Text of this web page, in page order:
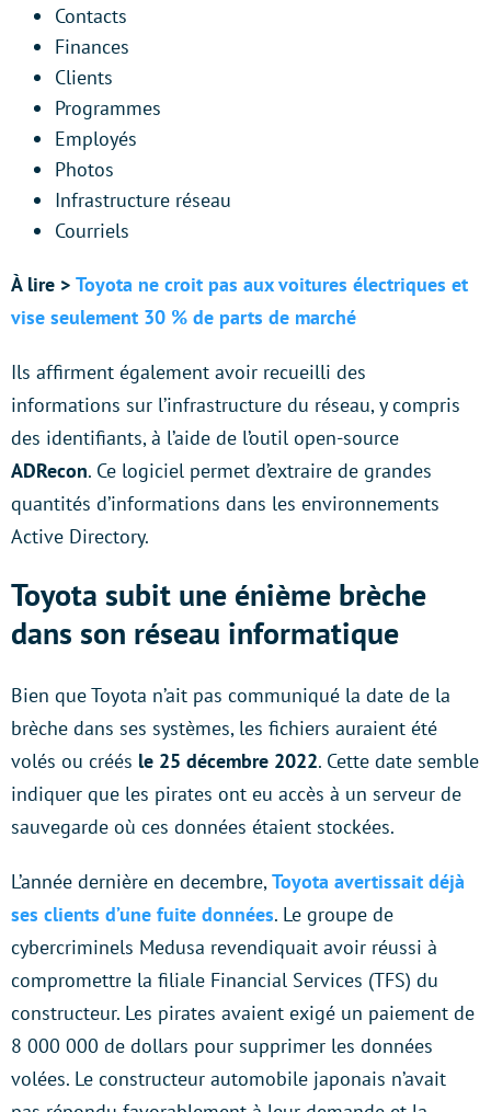
Contacts
Finances
Clients
Programmes
Employés
Photos
Infrastructure réseau
Courriels
À lire > Toyota ne croit pas aux voitures électriques et
vise seulement 30 % de parts de marché
Ils affirment également avoir recueilli des
informations sur l’infrastructure du réseau, y compris
des identifiants, à l’aide de l’outil open-source
ADRecon. Ce logiciel permet d’extraire de grandes
quantités d’informations dans les environnements
Active Directory.
Toyota subit une énième brèche
dans son réseau informatique
Bien que Toyota n’ait pas communiqué la date de la
brèche dans ses systèmes, les fichiers auraient été
volés ou créés le 25 décembre 2022. Cette date semble
indiquer que les pirates ont eu accès à un serveur de
sauvegarde où ces données étaient stockées.
L’année dernière en decembre, Toyota avertissait déjà
ses clients d’une fuite données. Le groupe de
cybercriminels Medusa revendiquait avoir réussi à
compromettre la filiale Financial Services (TFS) du
constructeur. Les pirates avaient exigé un paiement de
8 000 000 de dollars pour supprimer les données
volées. Le constructeur automobile japonais n’avait